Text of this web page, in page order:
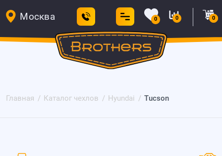
Москва 0 0 0
Главная Каталог чехлов Hyundai Tucson